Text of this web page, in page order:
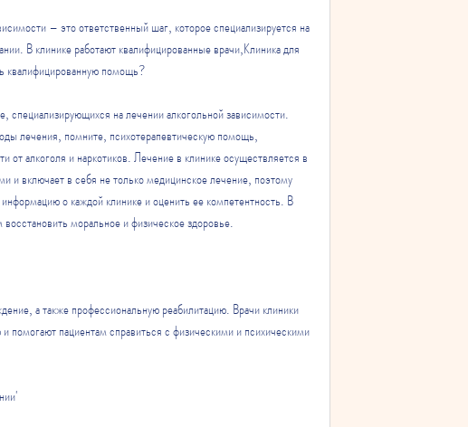
– это ответственный шаг, которое специализируется на
В клинике работают квалифицированные врачи,Клиника для
квалифицированную помощь?
специализирующихся на лечении алкогольной зависимости.
лечения, помните, психотерапевтическую помощь,
от алкоголя и наркотиков. Лечение в клинике осуществляется в
и включает в себя не только медицинское лечение, поэтому
о каждой клинике и оценить ее компетентность. В
моральное и физическое здоровье.
а также профессиональную реабилитацию. Врачи клиники
помогают пациентам справиться с физическими и психическими